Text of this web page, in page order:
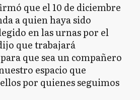
que el 10 de diciembre
a quien haya sido
en las urnas por el
que trabajará
que sea un compañero
espacio que
por quienes seguimos